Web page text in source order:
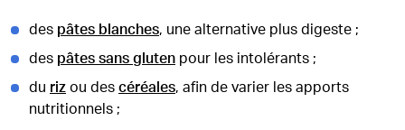
des pâtes blanches, une alternative plus digeste ;
des pâtes sans gluten pour les intolérants ;
du riz ou des céréales, afin de varier les apports
nutritionnels ;